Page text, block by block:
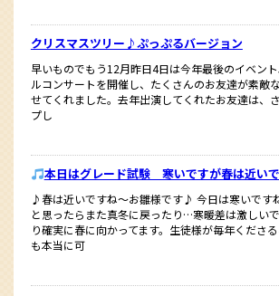
クリスマスツリー♪ぷっぷるバージョン
早いものでもう12月昨日4日は今年最後のイベン
ルコンサートを開催し、たくさんのお友達が素敵
せてくれました。去年出演してくれたお友達は、
プし
本日はグレード試験 寒いですが春は近い
♪春は近いですね〜お雛様です♪ 今日は寒いで
と思ったらまた真冬に戻ったり…寒暖差は激しい
り確実に春に向かってます。生徒様が毎年くださ
も本当に可